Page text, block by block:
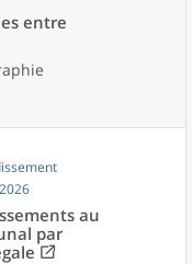
entre
au
par